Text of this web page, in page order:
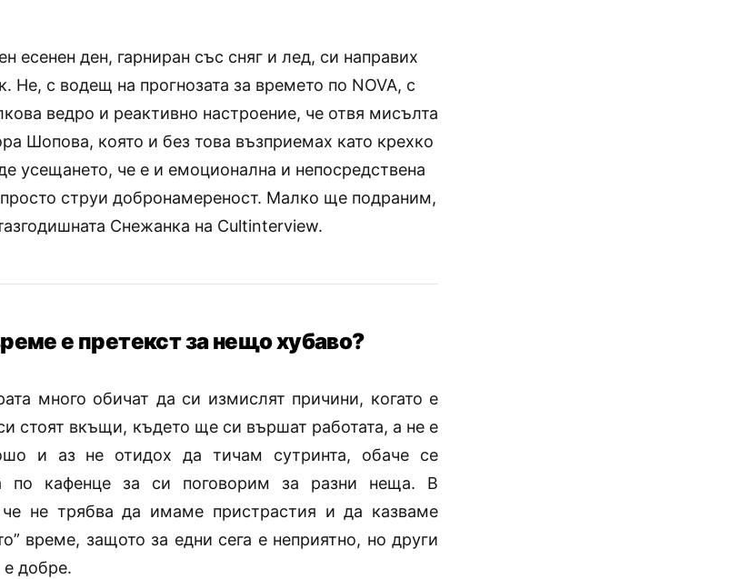
есенен ден, гарниран със сняг и лед, си направих
Не, с водещ на прогнозата за времето по NOVA, с
ведро и реактивно настроение, че отвя мисълта
Шопова, която и без това възприемах като крехко
усещането, че е и емоционална и непосредствена
струи добронамереност. Малко ще подраним,
Снежанка на Cultinterview.
е претекст за нещо хубаво?
много обичат да си измислят причини, когато е
стоят вкъщи, където ще си вършат работата, а не е
и аз не отидох да тичам сутринта, обаче се
по кафенце за си поговорим за разни неща. В
че не трябва да имаме пристрастия и да казваме
време, защото за едни сега е неприятно, но други
е добре.